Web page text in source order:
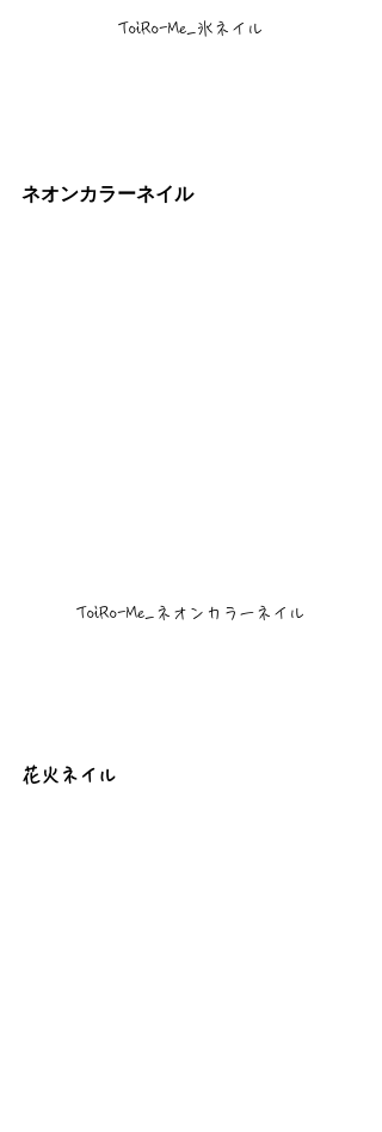
ToiRo-Me_氷ネイル
ネオンカラーネイル
ToiRo-Me_ネオンカラーネイル
花火ネイル